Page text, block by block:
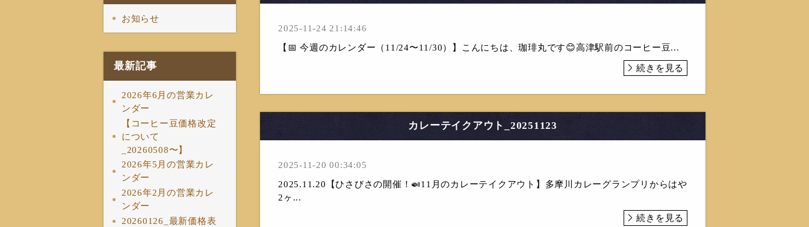
お知らせ
最新記事
2026年6月の営業カレ
ンダー
【コーヒー豆価格改定
について
_20260508〜】
2026年5月の営業カレ
ンダー
2026年2月の営業カレ
ンダー
20260126_最新価格表
2025-11-24 21:14:46
【📅 今週のカレンダー（11/24〜11/30）】こんにちは、珈琲丸です😊高津駅前のコーヒー豆...
続きを見る
カレーテイクアウト_20251123
2025-11-20 00:34:05
2025.11.20【ひさびさの開催！🍛11月のカレーテイクアウト】多摩川カレーグランプリからはや
2ヶ...
続きを見る